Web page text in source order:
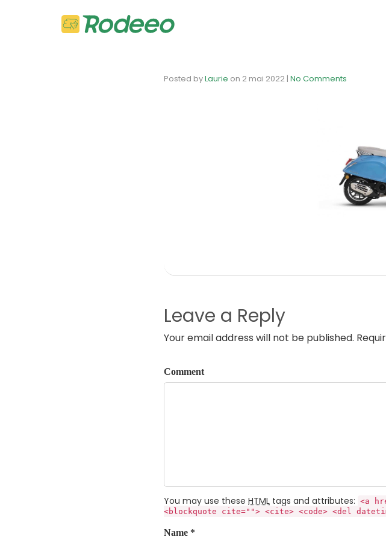
Posted byLaurie on 2 mai 2022 | No Comments
Leave a Reply
Your email address will not be published.
Comment
You may use these HTML tags and attributes: <a
<blockquote cite=""> <cite> <code> <del
Name *